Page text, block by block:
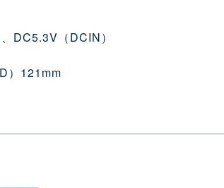
DC5.3V（DCIN）
）121mm